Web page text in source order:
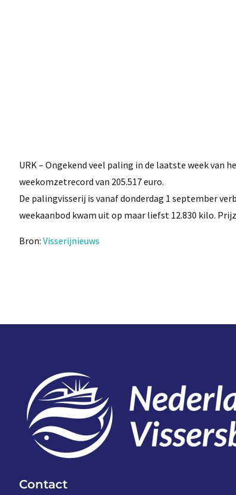
URK – Ongekend veel paling in de laatste week
weekomzetrecord van 205.517 euro.
De palingvisserij is vanaf donderdag 1 september
weekaanbod kwam uit op maar liefst 12.830 kilo.
Bron: Visserijnieuws
Contact